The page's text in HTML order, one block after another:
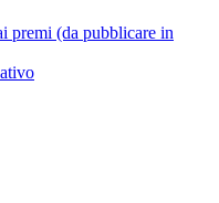
premi (da pubblicare in